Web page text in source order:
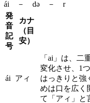
ái － də － r
発
音
記
号
カナ
（目
安）
ái アィ
「ai」は、二
変化させ、1
はっきりと強
めは口を広く
て「アィ」と